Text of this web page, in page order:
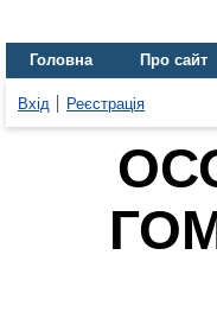
Головна Про сайт
Вхід Реєстрація